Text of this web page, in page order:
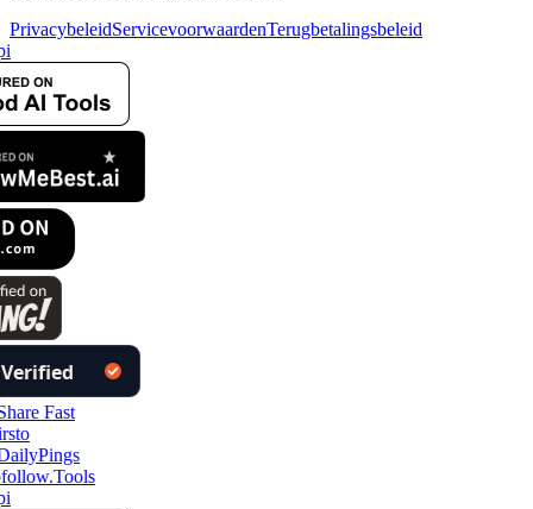
PrivacybeleidServicevoorwaardenTerugbetalingsbeleid